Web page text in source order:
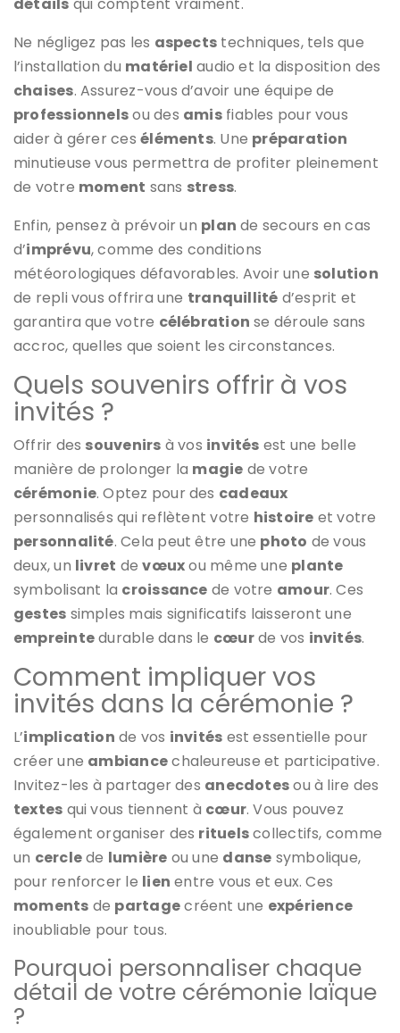
Ne négligez pas les aspects techniques, tels que
l’installation du matériel audio et la disposition des
chaises. Assurez-vous d’avoir une équipe de
professionnelsou des amisfiables pour vous
aider à gérer ceséléments. Une préparation
minutieuse vous permettra de profiter pleinement
de votre moment sans stress.
Enfin, pensez à prévoir un plan de secours en cas
d’imprévu, comme des conditions
météorologiques défavorables. Avoir une solution
de repli vous offrira une tranquillité d’esprit et
garantira que votre célébration se déroule sans
accroc, quelles que soient les circonstances.
Quels souvenirs offrir à vos
invités ?
Offrir des souvenirs à vos invités est une belle
manière de prolonger la magie de votre
cérémonie. Optez pour des cadeaux
personnalisés qui reflètent votre histoire et votre
personnalité. Cela peut être une photo de vous
deux, un livret devœuxou même une plante
symbolisant la croissance de votre amour. Ces
gestes simples mais significatifs laisseront une
empreintedurable dans le cœurde vos invités.
Comment impliquer vos
invités dans la cérémonie ?
L’implication de vos invités est essentielle pour
créer une ambiancechaleureuse et participative.
Invitez-les à partager des anecdotesou à lire des
textes qui vous tiennent à cœur. Vous pouvez
également organiser des rituelscollectifs, comme
un cerclede lumière ou une danse symbolique,
pour renforcer le lien entre vous et eux. Ces
moments de partagecréent une expérience
inoubliable pour tous.
Pourquoi personnaliser chaque
détail de votre cérémonie laïque
?